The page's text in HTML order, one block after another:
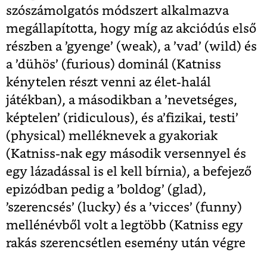
szószámolgatós módszert alkalmazva
megállapította, hogy míg az akciódús első
részben a ’gyenge’ (weak), a ’vad’ (wild) és
a ’dühös’ (furious) dominál (Katniss
kénytelen részt venni az élet-halál
játékban), a másodikban a ’nevetséges,
képtelen’ (ridiculous), és a’fizikai, testi’
(physical) melléknevek a gyakoriak
(Katniss-nak egy második versennyel és
egy lázadással is el kell bírnia), a befejező
epizódban pedig a ’boldog’ (glad),
’szerencsés’ (lucky) és a ’vicces’ (funny)
mellénévből volt a legtöbb (Katniss egy
rakás szerencsétlen esemény után végre